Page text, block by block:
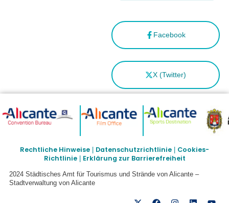
Facebook
X (Twitter)
Rechtliche Hinweise Datenschutzrichtlinie
Cookies-
Richtlinie| Erklärung zur Barrierefreiheit
2024 Städtisches Amt für Tourismus und Strände von Alicante –
Stadtverwaltung von Alicante